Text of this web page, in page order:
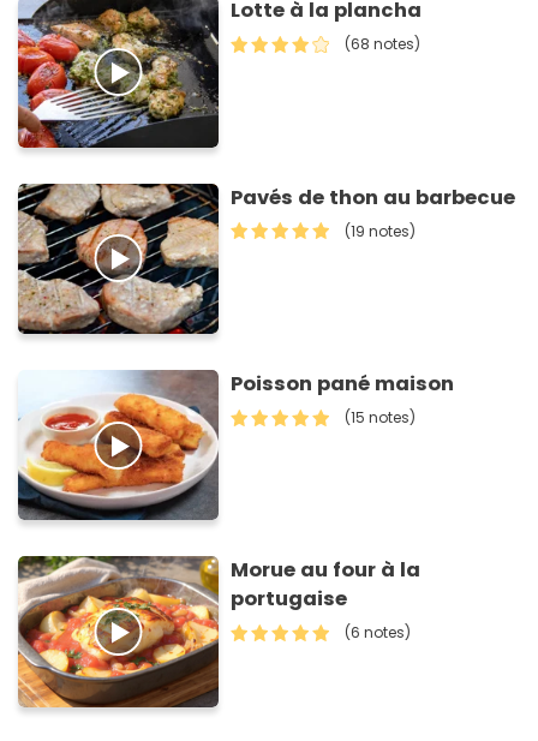
Lotte à la plancha
(68 notes)
Pavés de thon au barbecue
(19 notes)
Poisson pané maison
(15 notes)
Morue au four à la
portugaise
(6 notes)